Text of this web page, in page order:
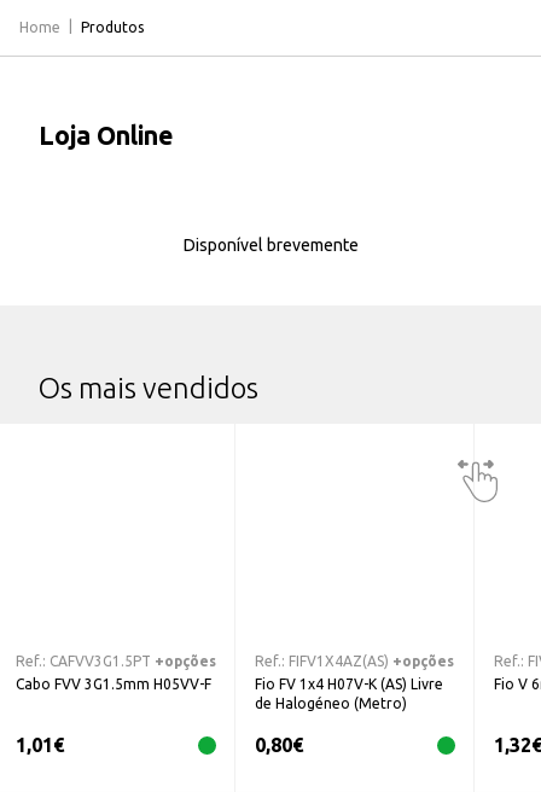
Home Produtos
Loja Online
Disponível brevemente
Os mais vendidos
Ref.: CAFVV3G1.5PT +opções
Cabo FVV 3G1.5mm H05VV-F
1,01€
Ref.: FIFV1X4AZ(AS) +opções
Fio FV 1x4 H07V-K (AS) Livre
de Halogéneo (Metro)
0,80€
Ref.:
Fio V
1,32€